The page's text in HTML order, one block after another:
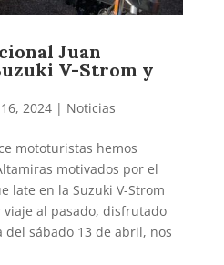
Juan
V-Strom y
2024| Noticias
mototuristas hemos
motivados por el
late en la Suzuki V-Strom
viaje al pasado, disfrutado
sábado 13 de abril, nos